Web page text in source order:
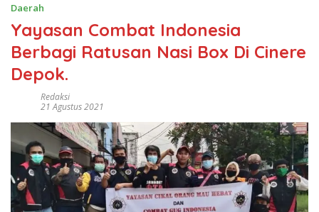
Daerah
Yayasan Combat Indonesia
Berbagi Ratusan Nasi Box Di Cinere
Depok.
Redaksi
21 Agustus 2021